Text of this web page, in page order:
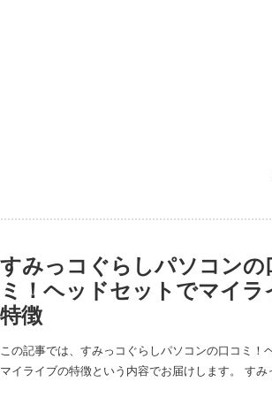
すみっコぐらしパソコンの
ミ！ヘッドセットでマイラ
特徴
この記事では、すみっコぐらしパソコンの口コミ！
マイライブの特徴という内容でお届けします。 すみ